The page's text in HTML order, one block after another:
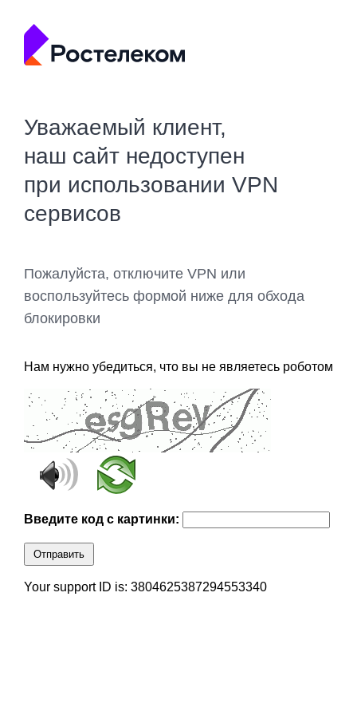
Уважаемый клиент,
наш сайт недоступен
при использовании VPN
сервисов
Пожалуйста, отключите VPN или
воспользуйтесь формой ниже для обхода
блокировки
Нам нужно убедиться, что вы не являетесь роботом
Введите код с картинки:
Отправить
Your support ID is: 3804625387294553340